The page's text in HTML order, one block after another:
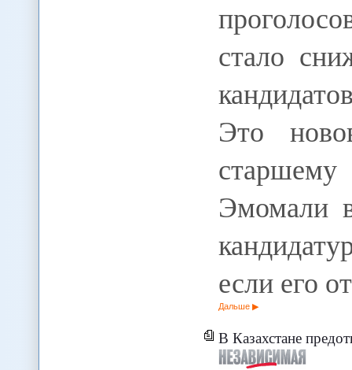
стало
Это
Эмомали
если его
Дальше
В Казахстане